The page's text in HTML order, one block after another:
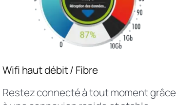
Wifi haut débit / Fibre
Restez connecté à tout moment grâce